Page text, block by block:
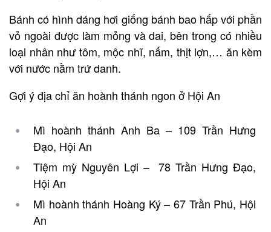
Bánh có hình dáng hơi giống bánh bao hấp với phần
vỏ ngoài được làm mỏng và dai, bên trong có nhiều
loại nhân như tôm, mộc nhĩ, nấm, thịt lợn,… ăn kèm
với nước nằm trứ danh.
Gợi ý địa chỉ ăn hoành thánh ngon ở Hội An
Mì hoành thánh Anh Ba – 109 Trần Hưng
Đạo, Hội An
Tiệm mỳ Nguyên Lợi – 78 Trần Hưng Đạo,
Hội An
Mì hoành thánh Hoàng Ký – 67 Trần Phú, Hội
An